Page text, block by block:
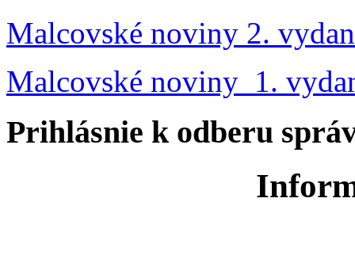
Malcovské noviny 2.
Malcovské noviny 1.
Prihlásnie k odberu